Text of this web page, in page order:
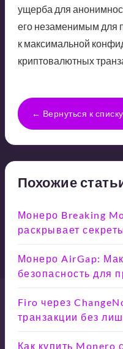
ущерба для
его незаменимым для
к максимальной
криптовалютных
← Вернуться к
Похожие
Монеро Breaking
раскрывает
Монеро AirGap:
безопасность для
Firo через
транзакции без
Как купить Monero